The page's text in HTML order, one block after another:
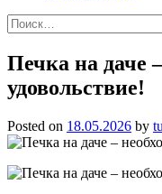
Найти:
Печка на даче
удовольствие!
Posted on 18.05.2026 by